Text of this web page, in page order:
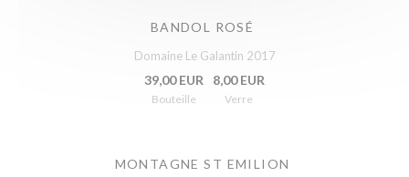
BANDOL ROSÉ
Domaine Le Galantin 2017
39,00 EUR
Bouteille
8,00 EUR
Verre
MONTAGNE ST EMILION